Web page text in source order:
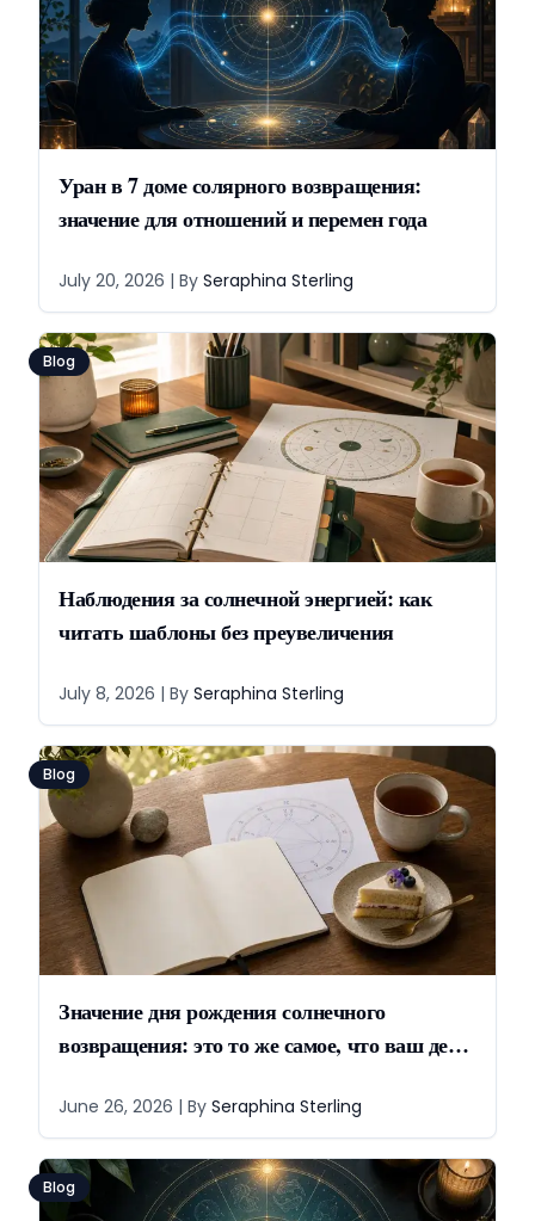
Уран в 7 доме солярного возвращения:
значение для отношений и перемен года
July 20, 2026 | By Seraphina Sterling
Blog
Наблюдения за солнечной энергией: как
читать шаблоны без преувеличения
July 8, 2026 | By Seraphina Sterling
Blog
Значение дня рождения солнечного
возвращения: это то же самое, что ваш день
June 26, 2026 | By Seraphina Sterling
Blog